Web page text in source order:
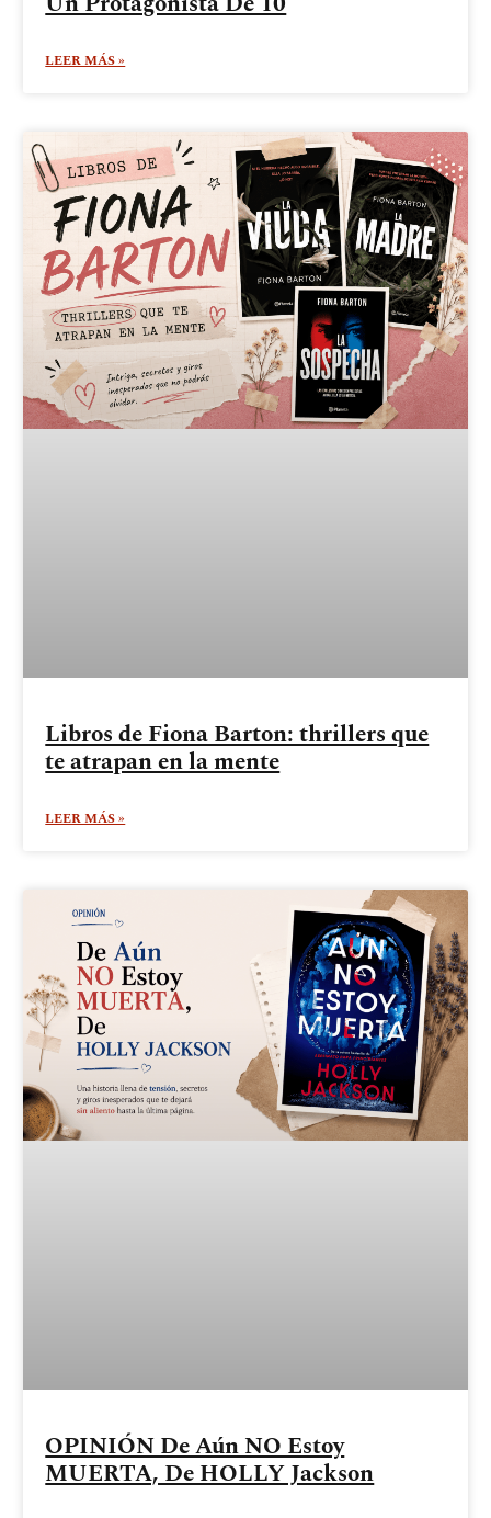
LEER MÁS »
Libros de Fiona Barton: thrillers que
te atrapan en la mente
LEER MÁS »
OPINIÓN De Aún NO Estoy
MUERTA, De HOLLY Jackson